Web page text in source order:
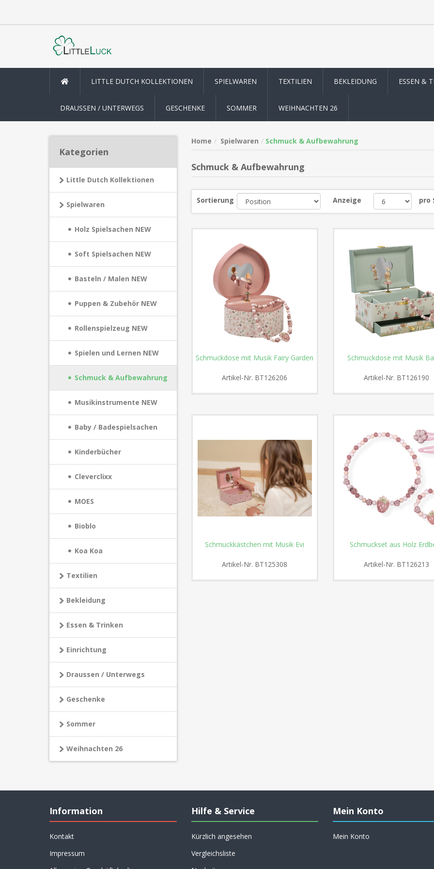
LITTLE DUTCH KOLLEKTIONEN SPIELWAREN TEXTILIEN BEKLEIDUNG ESSEN &
DRAUSSEN / UNTERWEGS GESCHENKE SOMMER WEIHNACHTEN 26
Kategorien
Little Dutch Kollektionen
Spielwaren
Holz Spielsachen NEW
Soft Spielsachen NEW
Basteln / Malen NEW
Puppen & Zubehör NEW
Rollenspielzeug NEW
Spielen und Lernen NEW
Schmuck & Aufbewahrung
Musikinstrumente NEW
Baby / Badespielsachen
Kinderbücher
Cleverclixx
MOES
Bioblo
Koa Koa
Textilien
Bekleidung
Essen & Trinken
Einrichtung
Draussen / Unterwegs
Geschenke
Sommer
Weihnachten 26
Home Spielwaren Schmuck & Aufbewahrung
Schmuck & Aufbewahrung
Sortierung Anzeige pro
Schmuckdose mit Musik Fairy Garden
Artikel-Nr. BT126206
Schmuckdose mit Musik
Artikel-Nr. BT126190
Schmuckkästchen mit Musik Evi
Artikel-Nr. BT125308
Schmuckset aus Holz
Artikel-Nr. BT126213
Information
Kontakt
Impressum
Hilfe & Service
Kürzlich angesehen
Vergleichsliste
Mein Konto
Mein Konto